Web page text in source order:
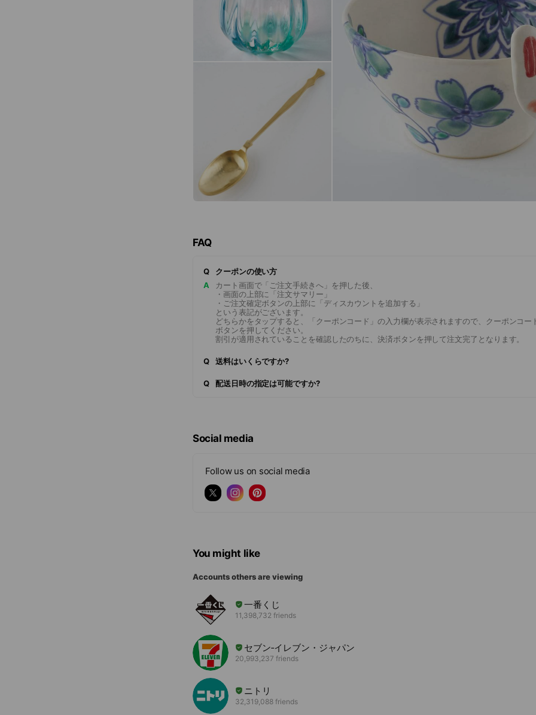
FAQ
Q
クーポンの使い方
A
カート画面で「ご注文手続きへ」を押した後、
・画面の上部に「注文サマリー」
・ご注文確定ボタンの上部に「ディスカウントを追加する」
という表記がございます。
どちらかをタップすると、「クーポンコード」の入力欄が表示されますので、クーポンコー
ボタンを押してください。
割引が適用されていることを確認したのちに、決済ボタンを押して注文完了となります。
Q 送料はいくらですか?
Q 配送日時の指定は可能ですか?
Social media
Follow us on social media
You might like
Accounts others are viewing
一番くじ
11,398,732 friends
セブン‐イレブン・ジャパン
20,993,237 friends
ニトリ
32,319,088 friends